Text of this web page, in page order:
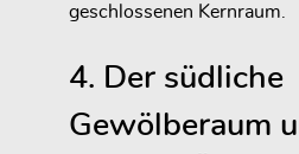
geschlossenen Kernraum.
4. Der südliche
Gewölberaum